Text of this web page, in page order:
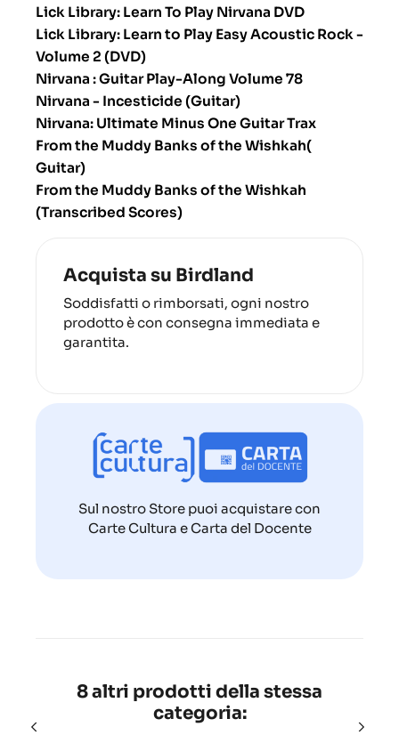
Lick Library: Learn To Play Nirvana DVD
Lick Library: Learn to Play Easy Acoustic Rock -
Volume 2 (DVD)
Nirvana : Guitar Play-Along Volume 78
Nirvana - Incesticide (Guitar)
Nirvana: Ultimate Minus One Guitar Trax
From the Muddy Banks of the Wishkah(
Guitar)
From the Muddy Banks of the Wishkah
(Transcribed Scores)
Acquista su Birdland
Soddisfatti o rimborsati, ogni nostro
prodotto è con consegna immediata e
garantita.
Sul nostro Store puoi acquistare con
Carte Cultura e Carta del Docente
8 altri prodotti della stessa
categoria: